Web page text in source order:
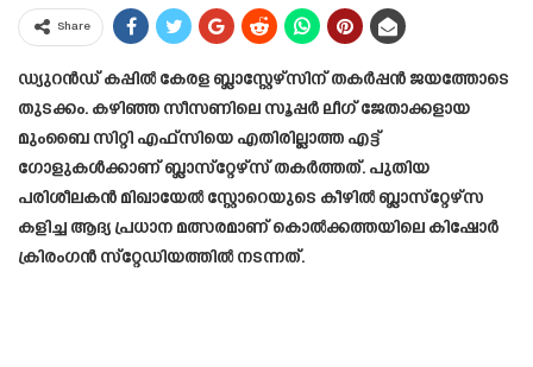
Share
ഡ്യുറന്‍ഡ് കപ്പില്‍ കേരള ബ്ലാസ്റ്റേഴ്‌സിന് തകര്‍പ്പന്‍ ജയത്തോടെ
തുടക്കം. കഴിഞ്ഞ സീസണിലെ സൂപ്പര്‍ ലീഗ് ജേതാക്കളായ
മുംബൈ സിറ്റി എഫ്‌സിയെ എതിരില്ലാത്ത എട്ട്
ഗോളുകള്‍ക്കാണ് ബ്ലാസ്‌റ്റേഴ്‌സ് തകര്‍ത്തത്. പുതിയ
പരിശീലകന്‍ മിഖായേല്‍ സ്റ്റോറെയുടെ കീഴില്‍ ബ്ലാസ്‌റ്റേഴ്‌സ
കളിച്ച ആദ്യ പ്രധാന മത്സരമാണ് കൊല്‍ക്കത്തയിലെ കിഷോര്‍
ക്രിരംഗന്‍ സ്‌റ്റേഡിയത്തില്‍ നടന്നത്.